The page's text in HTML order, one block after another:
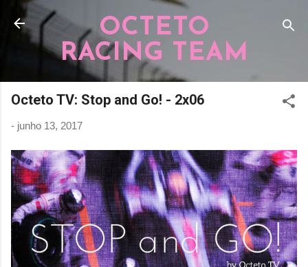
Pular para o conteúdo principal
OCTETO
RACING TEAM
Octeto TV: Stop and Go! - 2x06
- junho 13, 2017